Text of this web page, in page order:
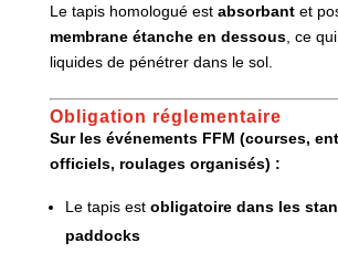
Le tapis homologué est absorbantet
membrane étanche en dessous, ce
liquides de pénétrer dans le sol.
Obligation réglementaire
Sur les événements FFM (courses,
officiels, roulages organisés) :
Le tapis est obligatoire dans les
paddocks